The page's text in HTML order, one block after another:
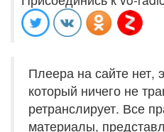
Плеера на сайте нет,
который ничего не
ретранслирует. Все
материалы,